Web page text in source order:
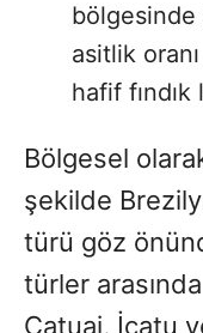
asitlik
hafif
Bölgesel
şekilde
türü göz
türler
Catuai, İcatu